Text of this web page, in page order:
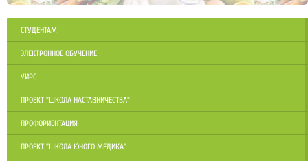
СТУДЕНТАМ
ЭЛЕКТРОННОЕ ОБУЧЕНИЕ
УИРС
ПРОЕКТ "ШКОЛА НАСТАВНИЧЕСТВА"
ПРОФОРИЕНТАЦИЯ
ПРОЕКТ "ШКОЛА ЮНОГО МЕДИКА"